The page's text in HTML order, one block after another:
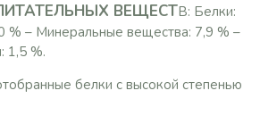
ВЕЩЕСТВ: Белки:
% – Минеральные вещества: 7,9 % –
1,5 %.
белки с высокой степенью